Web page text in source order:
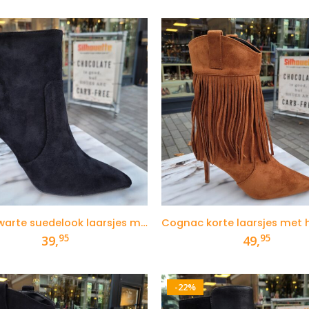
49,95.39,95. 49,95.
Korte zwarte suedelook laarsjes met naaldhak
39,95 49,95
-22%